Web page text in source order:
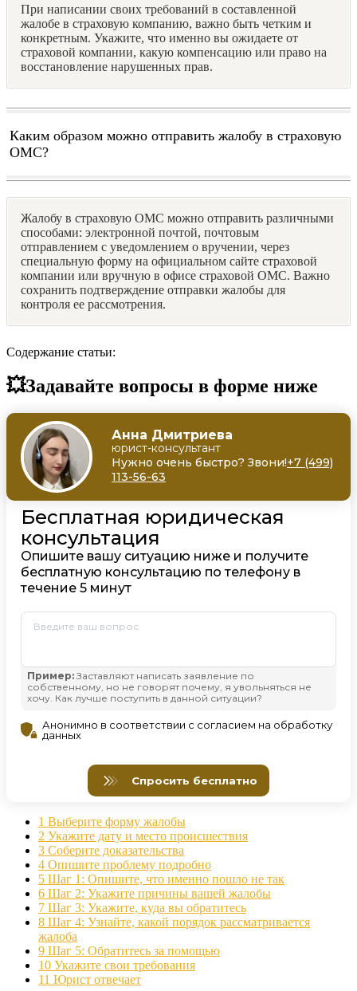
При написании своих требований в составленной
жалобе в страховую компанию, важно быть четким и
конкретным. Укажите, что именно вы ожидаете от
страховой компании, какую компенсацию или право на
восстановление нарушенных прав.
Каким образом можно отправить жалобу в страховую
ОМС?
Жалобу в страховую ОМС можно отправить различными
способами: электронной почтой, почтовым
отправлением с уведомлением о вручении, через
специальную форму на официальном сайте страховой
компании или вручную в офисе страховой ОМС. Важно
сохранить подтверждение отправки жалобы для
контроля ее рассмотрения.
Содержание статьи:
💥Задавайте вопросы в форме ниже
1 Выберите форму жалобы
2 Укажите дату и место происшествия
3 Соберите доказательства
4 Опишите проблему подробно
5 Шаг 1: Опишите, что именно пошло не так
6 Шаг 2: Укажите причины вашей жалобы
7 Шаг 3: Укажите, куда вы обратитесь
8 Шаг 4: Узнайте, какой порядок рассматривается
жалоба
9 Шаг 5: Обратитесь за помощью
10 Укажите свои требования
11 Юрист отвечает